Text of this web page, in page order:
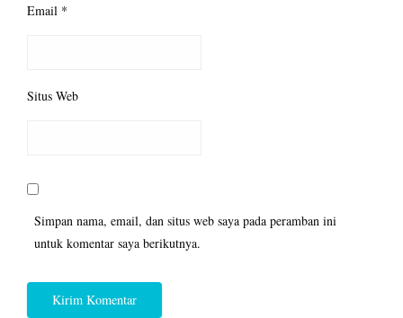
Email *
Situs Web
Simpan nama, email, dan situs web saya pada peramban ini
untuk komentar saya berikutnya.